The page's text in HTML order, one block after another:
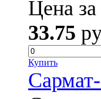
Цена за
33.75
Купить